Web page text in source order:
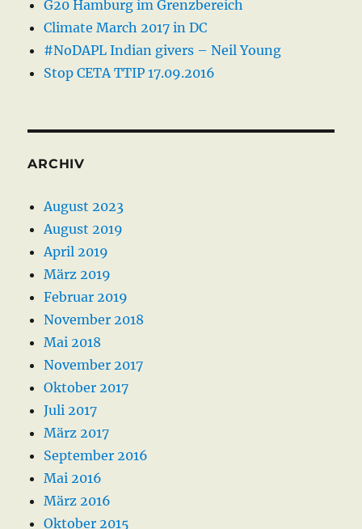
G20 Hamburg im Grenzbereich
Climate March 2017 in DC
#NoDAPL Indian givers – Neil Young
Stop CETA TTIP 17.09.2016
ARCHIV
August 2023
August 2019
April 2019
März 2019
Februar 2019
November 2018
Mai 2018
November 2017
Oktober 2017
Juli 2017
März 2017
September 2016
Mai 2016
März 2016
Oktober 2015